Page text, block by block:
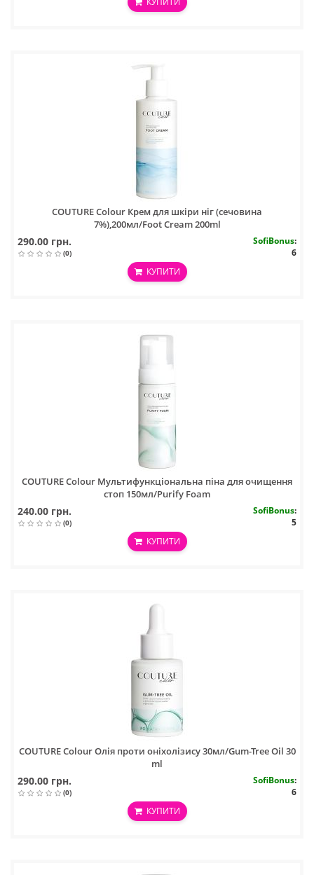
COUTURE Colour Крем для шкіри ніг (сечовина
7%),200мл/Foot Cream 200ml
290.00 грн.
(0)
SofiBonus:
6
КУПИТИ
COUTURE Colour Мультифункціональна піна для очищення
стоп 150мл/Purify Foam
240.00 грн.
(0)
SofiBonus:
5
КУПИТИ
COUTURE Colour Олія проти оніхолізису 30мл/Gum-Tree Oil 30
ml
290.00 грн.
(0)
SofiBonus:
6
КУПИТИ